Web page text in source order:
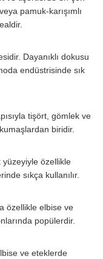
pamuk-karışımlı
Dayanıklı dokusu
endüstrisinde sık
tişört, gömlek ve
biridir.
özellikle
sıkça kullanılır.
özellikle elbise ve
popülerdir.
ve eteklerde